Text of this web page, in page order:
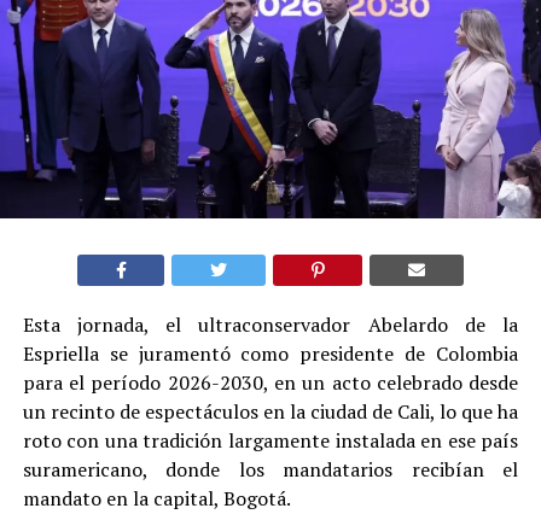
Esta jornada, el ultraconservador Abelardo de la
Espriella se juramentó como presidente de Colombia
para el período 2026-2030, en un acto celebrado desde
un recinto de espectáculos en la ciudad de Cali, lo que ha
roto con una tradición largamente instalada en ese país
suramericano, donde los mandatarios recibían el
mandato en la capital, Bogotá.